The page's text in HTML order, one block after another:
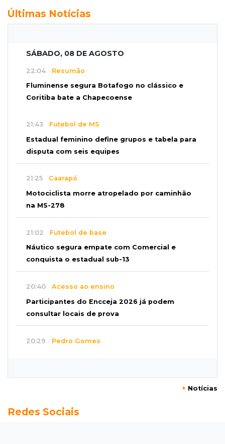
Últimas Notícias
SÁBADO, 08 DE AGOSTO
22:04 Resumão
Fluminense segura Botafogo no clássico e
Coritiba bate a Chapecoense
21:43 Futebol de MS
Estadual feminino define grupos e tabela para
disputa com seis equipes
21:25 Caarapó
Motociclista morre atropelado por caminhão
na MS-278
21:02 Futebol de base
Náutico segura empate com Comercial e
conquista o estadual sub-13
20:40 Acesso ao ensino
Participantes do Encceja 2026 já podem
consultar locais de prova
20:29 Pedro Gomes
Pantanal treina em Goiânia antes de jogo que
+ Notícias
Redes Sociais